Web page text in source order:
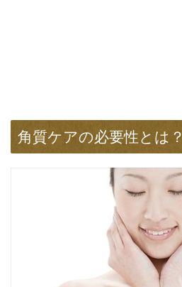
角質ケアの必要性とは？